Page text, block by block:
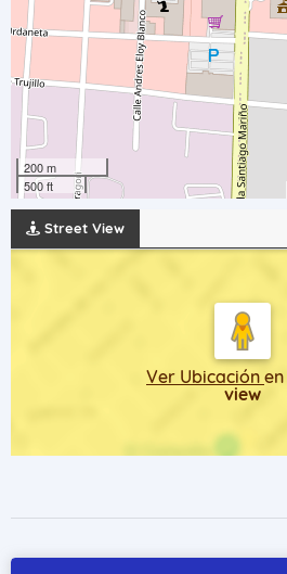
200 m
500 ft
Street View
Ver Ubicación en
view